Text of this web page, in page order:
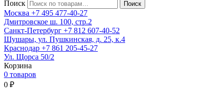
Поиск
Москва +7 495 477-40-27
Дмитровское ш. 100, стр.2
Санкт-Петербург +7 812 607-40-52
Шушары, ул. Пушкинская, д. 25, к.4
Краснодар +7 861 205-45-27
Ул. Щорса 50/2
Корзина
0 товаров
0 ₽